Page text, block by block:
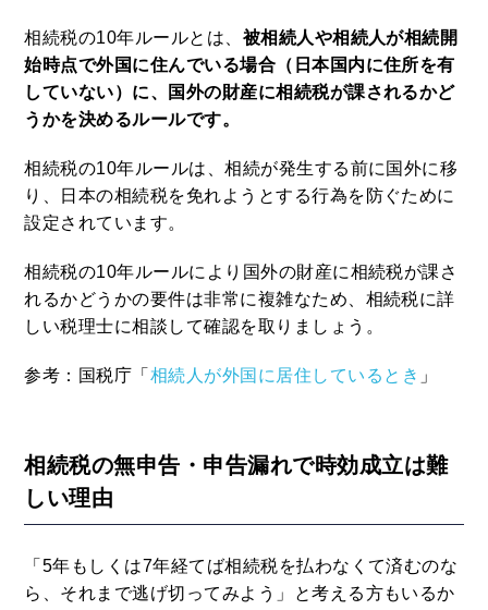
相続税の10年ルールとは、 被相続人や相続人が相続開
始時点で外国に住んでいる場合（日本国内に住所を有
していない）に、国外の財産に相続税が課されるかど
うかを決めるルールです。
相続税の10年ルールは、相続が発生する前に国外に移
り、日本の相続税を免れようとする行為を防ぐために
設定されています。
相続税の10年ルールにより国外の財産に相続税が課さ
れるかどうかの要件は非常に複雑なため、相続税に詳
しい税理士に相談して確認を取りましょう。
参考：国税庁「 相続人が外国に居住しているとき 」
相続税の無申告・申告漏れで時効成立は難
しい理由
「5年もしくは7年経てば相続税を払わなくて済むのな
ら、それまで逃げ切ってみよう」と考える方もいるか